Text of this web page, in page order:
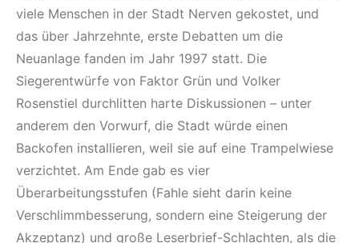
viele Menschen in der Stadt Nerven gekostet, und
das über Jahrzehnte, erste Debatten um die
Neuanlage fanden im Jahr 1997 statt. Die
Siegerentwürfe von Faktor Grün und Volker
Rosenstiel durchlitten harte Diskussionen – unter
anderem den Vorwurf, die Stadt würde einen
Backofen installieren, weil sie auf eine Trampelwiese
verzichtet. Am Ende gab es vier
Überarbeitungsstufen (Fahle sieht darin keine
Verschlimmbesserung, sondern eine Steigerung der
Akzeptanz) und große Leserbrief-Schlachten, als die